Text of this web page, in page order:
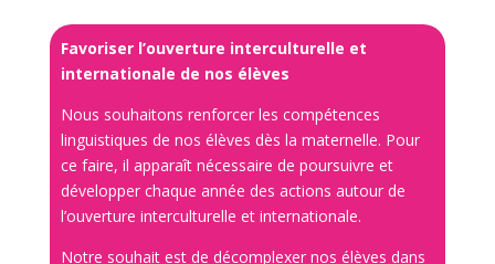
Favoriser l’ouverture interculturelle et
internationale de nos élèves
Nous souhaitons renforcer les compétences
linguistiques de nos élèves dès la maternelle. Pour
ce faire, il apparaît nécessaire de poursuivre et
développer chaque année des actions autour de
l’ouverture interculturelle et internationale.
Notre souhait est de décomplexer nos élèves dans